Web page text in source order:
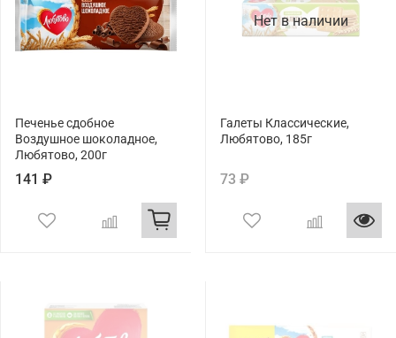
Печенье сдобное
Воздушное шоколадное,
Любятово, 200г
141 ₽
Нет в наличии
Галеты Классические,
Любятово, 185г
73 ₽